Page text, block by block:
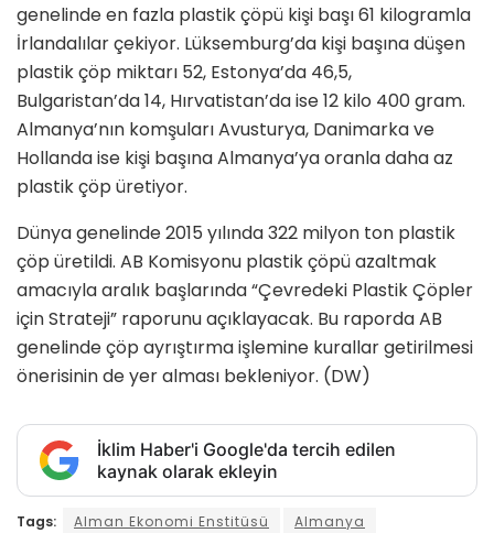
genelinde en fazla plastik çöpü kişi başı 61 kilogramla
İrlandalılar çekiyor. Lüksemburg’da kişi başına düşen
plastik çöp miktarı 52, Estonya’da 46,5,
Bulgaristan’da 14, Hırvatistan’da ise 12 kilo 400 gram.
Almanya’nın komşuları Avusturya, Danimarka ve
Hollanda ise kişi başına Almanya’ya oranla daha az
plastik çöp üretiyor.
Dünya genelinde 2015 yılında 322 milyon ton plastik
çöp üretildi. AB Komisyonu plastik çöpü azaltmak
amacıyla aralık başlarında “Çevredeki Plastik Çöpler
için Strateji” raporunu açıklayacak. Bu raporda AB
genelinde çöp ayrıştırma işlemine kurallar getirilmesi
önerisinin de yer alması bekleniyor. (DW)
İklim Haber'i Google'da tercih edilen
kaynak olarak ekleyin
Tags: Alman Ekonomi Enstitüsü
Almanya